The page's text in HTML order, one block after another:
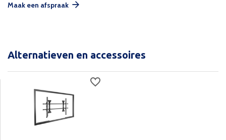
Maak een afspraak
Alternatieven en accessoires